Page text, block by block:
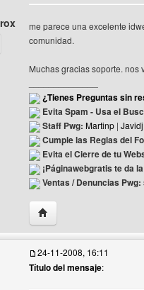
Ver perfil del usuario
me parece una excelente
comunidad.
Muchas gracias soporte. nos
¿Tienes Preguntas sin
Evita Spam - Usa el
Staff Pwg: Martinp | Javidj
Cumple las Reglas del
Evita el Cierre de tu
¡Páginawebgratis te da
Ventas / Denuncias Pwg:
Visitar sitio web del
24-11-2008, 16:11
Título del mensaje: